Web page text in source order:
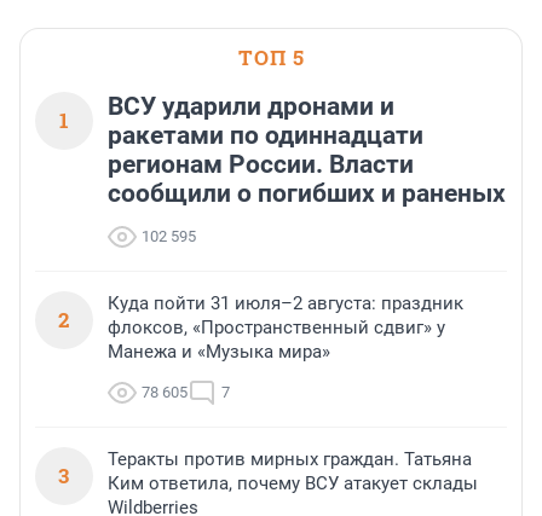
ТОП 5
1
ВСУ ударили дронами и
ракетами по одиннадцати
регионам России. Власти
сообщили о погибших и раненых
102 595
2
Куда пойти 31 июля–2 августа: праздник
флоксов, «Пространственный сдвиг» у
Манежа и «Музыка мира»
78 605 7
3
Теракты против мирных граждан. Татьяна
Ким ответила, почему ВСУ атакует склады
Wildberries